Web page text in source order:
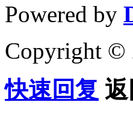
Powered by
Copyright ©
快速回复